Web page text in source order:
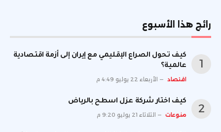
رائج هذا الأسبوع
كيف تحول الصراع الإقليمي مع إيران إلى أزمة اقتصادية
عالمية؟
اقتصاد الأربعاء 22 يوليو 4:49 م
كيف اختار شركة عزل اسطح بالرياض
منوعات الثلاثاء 21 يوليو 9:20 م